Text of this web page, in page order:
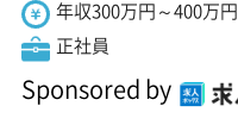
年収300万円～400万円
正社員
Sponsored by